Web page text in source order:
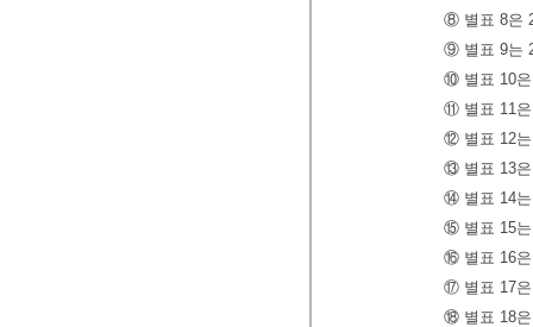
⑧ 별표 8은
⑨ 별표 9는
⑩ 별표 10은
⑪ 별표 11은
⑫ 별표 12는
⑬ 별표 13은
⑭ 별표 14는
⑮ 별표 15는
⑯ 별표 16은
⑰ 별표 17은
⑱ 별표 18은